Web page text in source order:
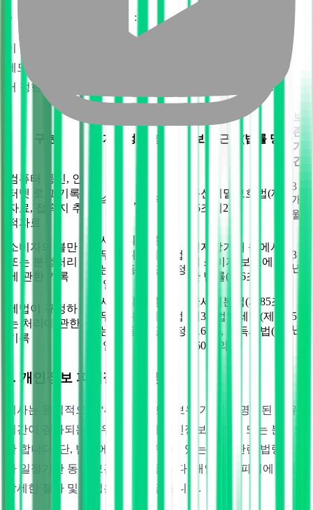
학사 관리 및 행정 업무 : 5년
이 외에 관계법령의 규정에 의하여 수집 및 이용목적 달성 후
에도 보존할 필요가 있는 경우 회사는 아래와 같이 관계법령에
서 정한 일정한 기간 동안 이용자의 정보를 보관합니다.
구 분 개인정보 항목 보존 근거(법률 명)
보
존
기
간
컴퓨터 통신, 인
터넷 로그 기록
자료, 접속지 추
적자료
접속일시, IP주소
통신비밀보호법(제
15조의2)
3
개
월
소비자의 불만
또는 분쟁처리
에 관한 기록
학사 관리 및 행정
업무를 위하여 직접
또는 자동 수집한 정
보 일체
전자상거래 등에서
의 소비자 보호에 관
한 법률(제6조)
3
년
세법이 규정하
는 처리에 관한
기록
학사 관리 및 행정
업무를 위하여 직접
또는 자동 수집한 정
보 일체
국세기본법(제85조
의3), 법인세법(제
116조), 소득세법(제
160조의2)
5
년
5. 개인정보 파기절차 및 방법
회사는 원칙적으로 ‘4. 개인정보의 보유 기간’에 명시된 보유
기간이 경과되는 경우 지체없이 개인정보를 파기 또는 분리보
관 합니다. 단, 법령에 특별한 규정이 있는 경우 관련 법령에 따
라 일정기간 동안 보관 후 파기됩니다. 개인정보 파기에 대한
상세한 절차 및 방법은 다음과 같습니다.